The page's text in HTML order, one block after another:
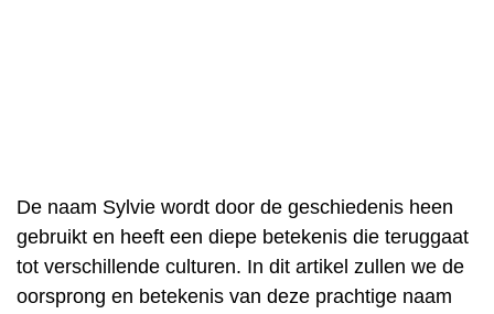
De naam Sylvie wordt door de geschiedenis heen
gebruikt en heeft een diepe betekenis die teruggaat
tot verschillende culturen. In dit artikel zullen we de
oorsprong en betekenis van deze prachtige naam